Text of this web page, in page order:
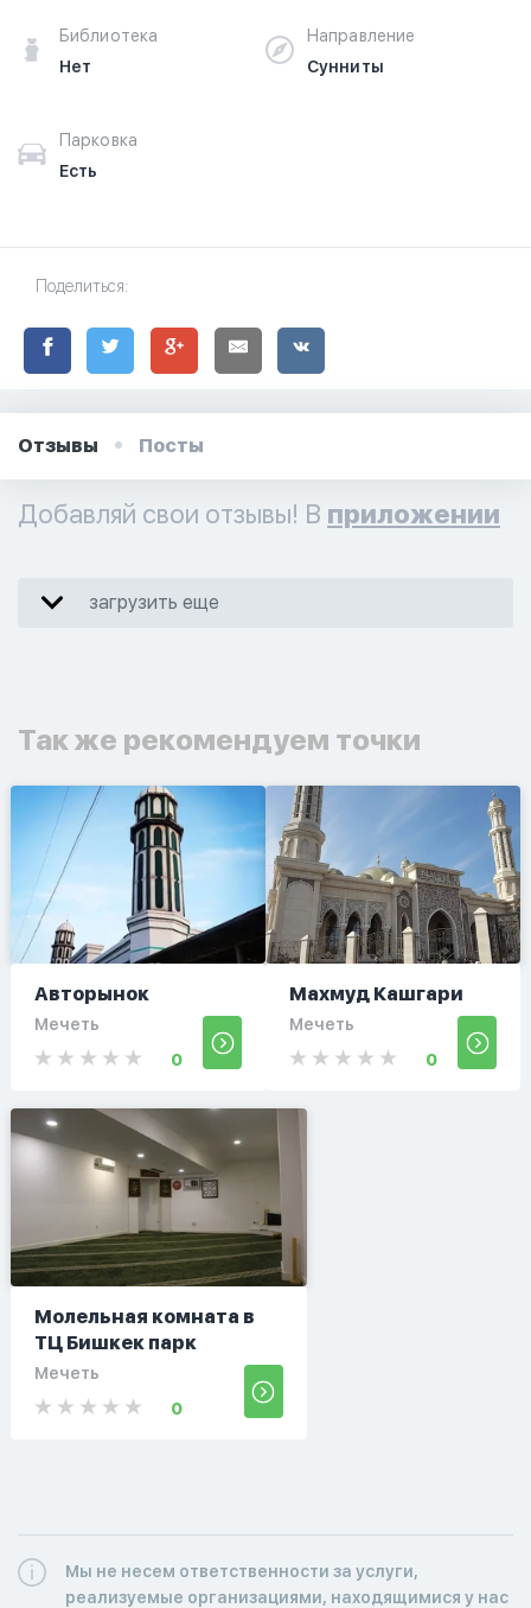
Библиотека
Нет
Направление
Сунниты
Парковка
Есть
Поделиться:
Отзывы Посты
Добавляй свои отзывы! В приложении
загрузить еще
Так же рекомендуем точки
Авторынок
Мечеть
0
Махмуд Кашгари
Мечеть
0
Молельная комната в
ТЦ Бишкек парк
Мечеть
0
Мы не несем ответственности за услуги,
реализуемые организациями, находящимися у нас